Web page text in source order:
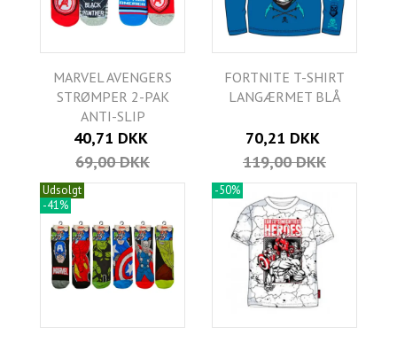
MARVEL AVENGERS
STRØMPER 2-PAK
ANTI-SLIP
40,71 DKK
69,00 DKK
FORTNITE T-SHIRT
LANGÆRMET BLÅ
70,21 DKK
119,00 DKK
Udsolgt
-41%
-50%